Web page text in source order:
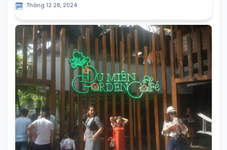
Tháng 12 28, 2024